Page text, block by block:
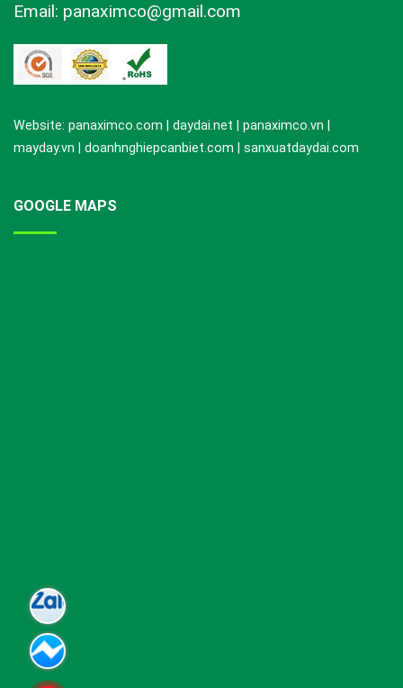
Email: panaximco@gmail.com
Website: panaximco.com | daydai.net | panaximco.vn |
mayday.vn | doanhnghiepcanbiet.com | sanxuatdaydai.com
GOOGLE MAPS